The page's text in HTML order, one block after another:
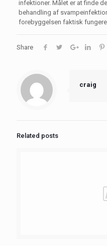
infektioner. Målet er at finde
behandling af
forebyggelsen faktisk
Share
craig
Related posts